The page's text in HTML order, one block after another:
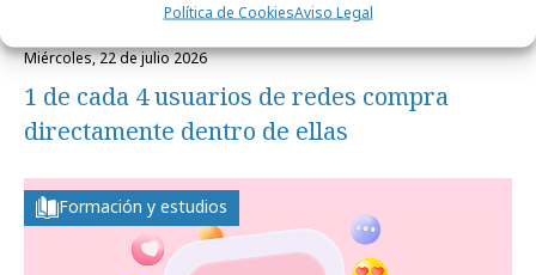
Política de CookiesAviso Legal
miércoles, 22 de julio 2026
1 de cada 4 usuarios de redes compra
directamente dentro de ellas
Formación y estudios